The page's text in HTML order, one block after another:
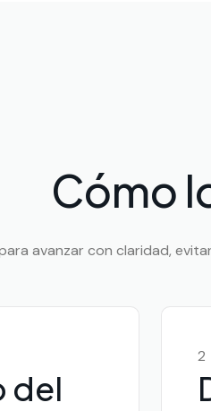
Cómo
avanzar con claridad,
del
2